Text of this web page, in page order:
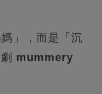
」，而是「沉
mummery